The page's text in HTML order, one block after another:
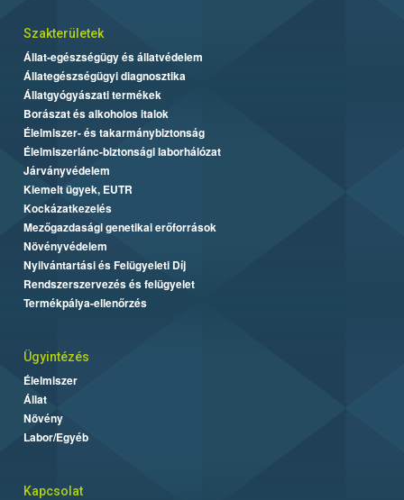
Szakterületek
Állat-egészségügy és állatvédelem
Állategészségügyi diagnosztika
Állatgyógyászati termékek
Borászat és alkoholos italok
Élelmiszer- és takarmánybiztonság
Élelmiszerlánc-biztonsági laborhálózat
Járványvédelem
Kiemelt ügyek, EUTR
Kockázatkezelés
Mezőgazdasági genetikai erőforrások
Növényvédelem
Nyilvántartási és Felügyeleti Díj
Rendszerszervezés és felügyelet
Termékpálya-ellenőrzés
Ügyintézés
Élelmiszer
Állat
Növény
Labor/Egyéb
Kapcsolat